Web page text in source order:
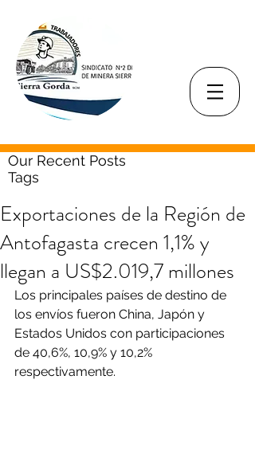
Our Recent Posts
Tags
Exportaciones de la Región de
Antofagasta crecen 1,1% y
llegan a US$2.019,7 millones
Los principales países de destino de
los envíos fueron China, Japón y
Estados Unidos con participaciones
de 40,6%, 10,9% y 10,2%
respectivamente.